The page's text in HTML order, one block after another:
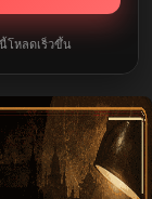
โหลดเร็วขึ้น